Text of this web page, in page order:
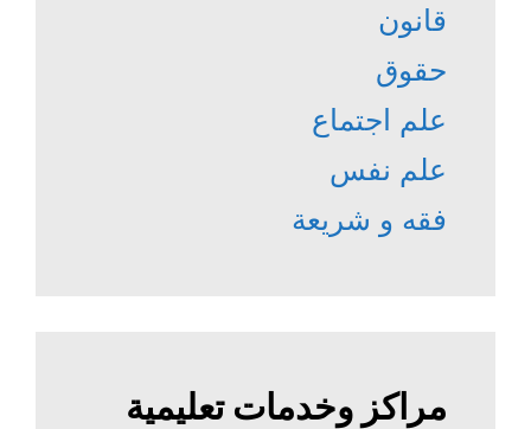
قانون
حقوق
علم اجتماع
علم نفس
فقه و شريعة
مراكز وخدمات تعليمية